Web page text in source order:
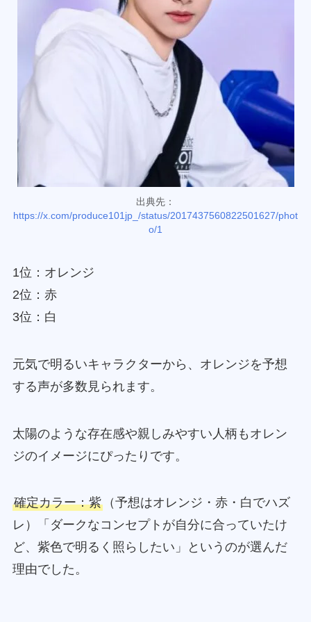
出典先：
https://x.com/produce101jp_/status/2017437560822501627/phot
o/1
1位：オレンジ
2位：赤
3位：白
元気で明るいキャラクターから、オレンジを予想
する声が多数見られます。
太陽のような存在感や親しみやすい人柄もオレン
ジのイメージにぴったりです。
確定カラー：紫（予想はオレンジ・赤・白でハズ
レ）「ダークなコンセプトが自分に合っていたけ
ど、紫色で明るく照らしたい」というのが選んだ
理由でした。